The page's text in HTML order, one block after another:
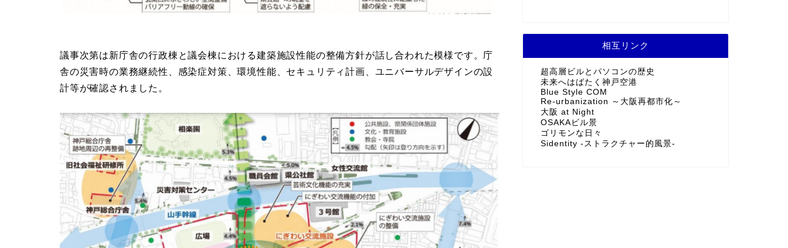
議事次第は新庁舎の行政棟と議会棟における建築施設性能の整備方針が話し合われた模様です。庁
舎の災害時の業務継続性、感染症対策、環境性能、セキュリティ計画、ユニバーサルデザインの設
計等が確認されました。
相互リンク
超高層ビルとパソコンの歴史
未来へはばたく神戸空港
Blue Style COM
Re-urbanization ～大阪再都市化～
大阪 at Night
OSAKAビル景
ゴリモンな日々
Sidentity -ストラクチャー的風景-